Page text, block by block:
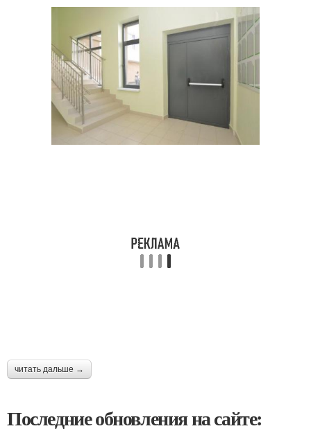
читать дальше →
Последние обновления на сайте: